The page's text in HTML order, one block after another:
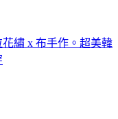
花繡 x 布手作。超美韓